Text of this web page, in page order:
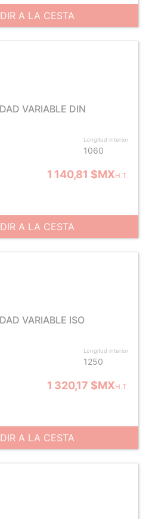
A LA CESTA
VARIABLE DIN
Longitud interior
1060
1 140,81 $MXH.T.
A LA CESTA
VARIABLE ISO
Longitud interior
1250
1 320,17 $MXH.T.
A LA CESTA